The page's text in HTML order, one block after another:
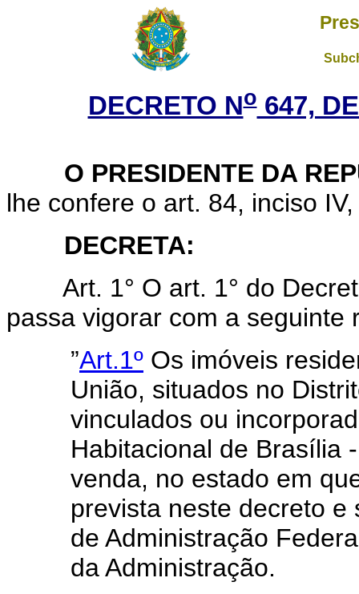
DECRETO No647,
O PRESIDENTE DA
lhe confere o art. 84, inciso
DECRETA:
Art. 1° O art. 1° do
passa vigorar com a seguinte
”Art.1º Os imóveis
União, situados no
vinculados ou
Habitacional de Brasília
venda, no estado em
prevista neste decreto
de Administração
da Administração.